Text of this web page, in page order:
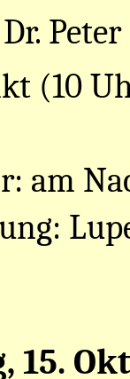
(10
am
15.